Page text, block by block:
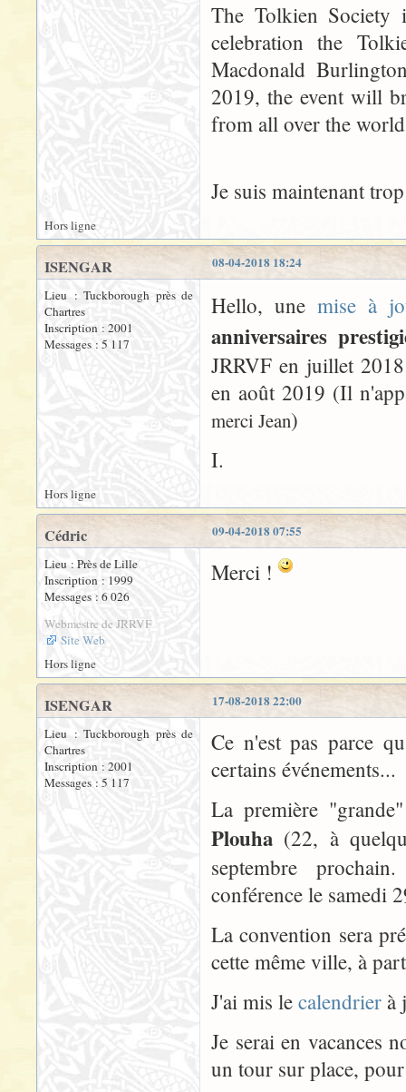
The Tolkien Society
celebration the
Macdonald
2019, the event will
from all over the
Je suis maintenant
Hors ligne
08-04-2018 18:24
ISENGAR
Lieu : Tuckborough près de
Chartres
Inscription : 2001
Messages : 5 117
Hello, une mise à
anniversaires
JRRVF en juillet
en août 2019 (Il
merci Jean)
I.
Hors ligne
09-04-2018 07:55
Cédric
Lieu : Près de Lille
Inscription : 1999
Messages : 6 026
Webmestre de JRRVF
Site Web
Merci !
Hors ligne
17-08-2018 22:00
ISENGAR
Lieu : Tuckborough près de
Chartres
Inscription : 2001
Messages : 5 117
Ce n'est pas parce
certains événements...
La première
Plouha (22, à
septembre
conférence le samedi
La convention sera
cette même ville, à
J'ai mis le calendrier à
Je serai en vacances
un tour sur place,